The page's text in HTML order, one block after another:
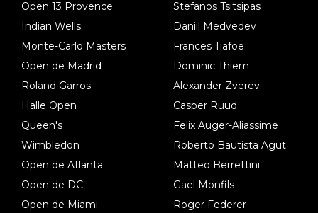
Open 13 Provence
Indian Wells
Monte-Carlo Masters
Open de Madrid
Roland Garros
Halle Open
Queen's
Wimbledon
Open de Atlanta
Open de DC
Open de Miami
Stefanos Tsitsipas
Daniil Medvedev
Frances Tiafoe
Dominic Thiem
Alexander Zverev
Casper Ruud
Felix Auger-Aliassime
Roberto Bautista Agut
Matteo Berrettini
Gael Monfils
Roger Federer